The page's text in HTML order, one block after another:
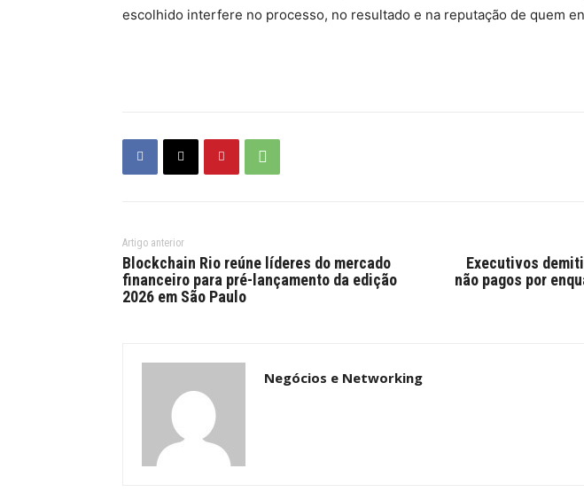
escolhido interfere no processo, no resultado e na reputação de quem
Artigo anterior
Blockchain Rio reúne líderes do mercado
financeiro para pré-lançamento da edição
2026 em São Paulo
Executivos
não pagos por
Negócios e Networking